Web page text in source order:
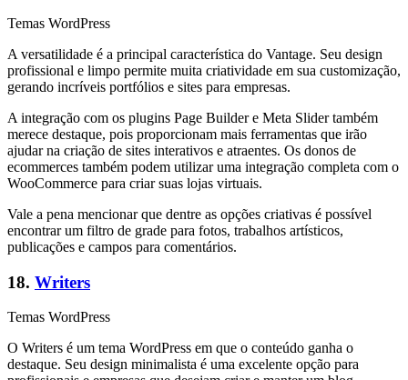
Temas WordPress
A versatilidade é a principal característica do Vantage. Seu design
profissional e limpo permite muita criatividade em sua customização,
gerando incríveis portfólios e sites para empresas.
A integração com os plugins Page Builder e Meta Slider também
merece destaque, pois proporcionam mais ferramentas que irão
ajudar na criação de sites interativos e atraentes. Os donos de
ecommerces também podem utilizar uma integração completa com o
WooCommerce para criar suas lojas virtuais.
Vale a pena mencionar que dentre as opções criativas é possível
encontrar um filtro de grade para fotos, trabalhos artísticos,
publicações e campos para comentários.
18. Writers
Temas WordPress
O Writers é um tema WordPress em que o conteúdo ganha o
destaque. Seu design minimalista é uma excelente opção para